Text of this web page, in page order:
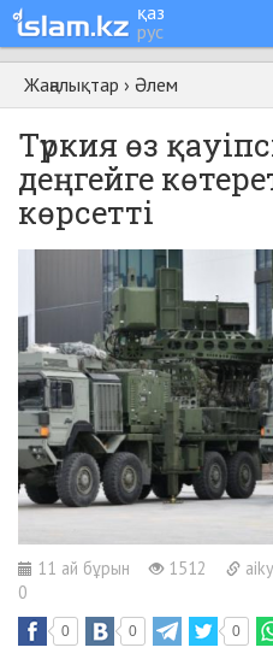
қаз
рус
Жаңалықтар › Әлем
Түркия өз
деңгейге
көрсетті
11 ай бұрын 1512
0
0 0 0